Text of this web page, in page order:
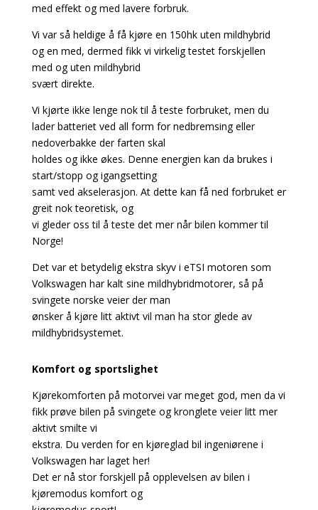
med effekt og med lavere forbruk.
Vi var så heldige å få kjøre en 150hk uten mildhybrid
og en med, dermed fikk vi virkelig testet forskjellen
med og uten mildhybrid
svært direkte.
Vi kjørte ikke lenge nok til å teste forbruket, men du
lader batteriet ved all form for nedbremsing eller
nedoverbakke der farten skal
holdes og ikke økes. Denne energien kan da brukes i
start/stopp og igangsetting
samt ved akselerasjon. At dette kan få ned forbruket er
greit nok teoretisk, og
vi gleder oss til å teste det mer når bilen kommer til
Norge!
Det var et betydelig ekstra skyv i eTSI motoren som
Volkswagen har kalt sine mildhybridmotorer, så på
svingete norske veier der man
ønsker å kjøre litt aktivt vil man ha stor glede av
mildhybridsystemet.
Komfort og sportslighet
Kjørekomforten på motorvei var meget god, men da vi
fikk prøve bilen på svingete og kronglete veier litt mer
aktivt smilte vi
ekstra. Du verden for en kjøreglad bil ingeniørene i
Volkswagen har laget her!
Det er nå stor forskjell på opplevelsen av bilen i
kjøremodus komfort og